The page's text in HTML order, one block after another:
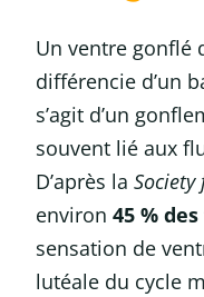
Un ventre gonflé
différencie d’un
s’agit d’un
souvent lié aux
D’après la Society
environ 45 %
sensation de
lutéale du cycle